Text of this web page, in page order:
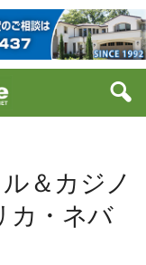
＆カジノ
カ・ネバ